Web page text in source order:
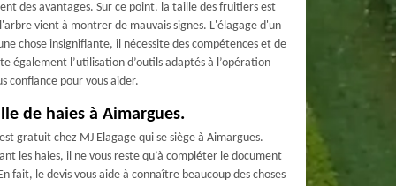
des avantages. Sur ce point, la taille des fruitiers est
vient à montrer de mauvais signes. L'élagage d'un
chose insignifiante, il nécessite des compétences et de
également l’utilisation d’outils adaptés à l’opération
confiance pour vous aider.
de haies à Aimargues.
gratuit chez MJ Elagage qui se siège à Aimargues.
les haies, il ne vous reste qu’à compléter le document
fait, le devis vous aide à connaître beaucoup des choses